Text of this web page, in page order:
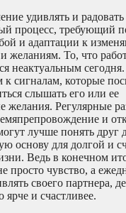
удивлять и
процесс, требующий
и адаптации к
желаниям. То, что
неактуальным
сигналам, которые
слышать его или ее
желания. Регулярные
и
лучше понять друг
основу для долгой и
Ведь в конечном
просто чувство, а
своего партнера,
и счастливее.